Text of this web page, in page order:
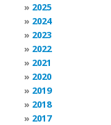
2025
2024
2023
2022
2021
2020
2019
2018
2017